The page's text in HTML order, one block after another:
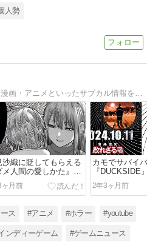
人勢
沙織に貶してもらえる
メ人間の愛しかた』ボ
ミ公開など今日のニュ
ヶ月前
カモでサバイ
『DUCKSIDE
ニュース
2年3ヶ月前
ス #アニメ #ホラー #youtube
ンディーゲーム #ゲームニュース